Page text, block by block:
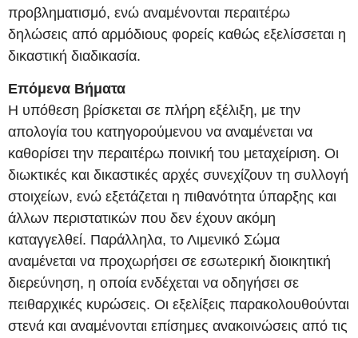
προβληματισμό, ενώ αναμένονται περαιτέρω
δηλώσεις από αρμόδιους φορείς καθώς εξελίσσεται η
δικαστική διαδικασία.
Επόμενα Βήματα
Η υπόθεση βρίσκεται σε πλήρη εξέλιξη, με την
απολογία του κατηγορούμενου να αναμένεται να
καθορίσει την περαιτέρω ποινική του μεταχείριση. Οι
διωκτικές και δικαστικές αρχές συνεχίζουν τη συλλογή
στοιχείων, ενώ εξετάζεται η πιθανότητα ύπαρξης και
άλλων περιστατικών που δεν έχουν ακόμη
καταγγελθεί. Παράλληλα, το Λιμενικό Σώμα
αναμένεται να προχωρήσει σε εσωτερική διοικητική
διερεύνηση, η οποία ενδέχεται να οδηγήσει σε
πειθαρχικές κυρώσεις. Οι εξελίξεις παρακολουθούνται
στενά και αναμένονται επίσημες ανακοινώσεις από τις